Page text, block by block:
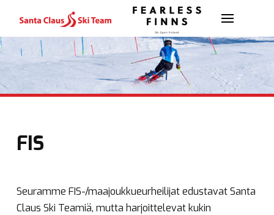
FIS
Seuramme FIS-/maajoukkueurheilijat edustavat Santa
Claus Ski Teamiä, mutta harjoittelevat kukin